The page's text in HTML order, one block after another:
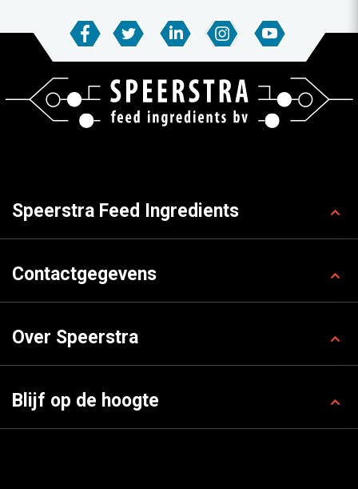
Speerstra Feed Ingredients
Contactgegevens
Over Speerstra
Blijf op de hoogte